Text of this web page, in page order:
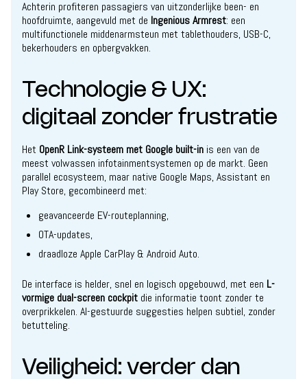
Achterin profiteren passagiers van uitzonderlijke been- en
hoofdruimte, aangevuld met de Ingenious Armrest: een
multifunctionele middenarmsteun met tablethouders, USB-C,
bekerhouders en opbergvakken.
Technologie & UX:
digitaal zonder frustratie
Het OpenR Link-systeem met Google built-in is een van de
meest volwassen infotainmentsystemen op de markt. Geen
parallel ecosysteem, maar native Google Maps, Assistant en
Play Store, gecombineerd met:
geavanceerde EV-routeplanning,
OTA-updates,
draadloze Apple CarPlay & Android Auto.
De interface is helder, snel en logisch opgebouwd, met een L-
vormige dual-screen cockpit die informatie toont zonder te
overprikkelen. AI-gestuurde suggesties helpen subtiel, zonder
betutteling.
Veiligheid: verder dan